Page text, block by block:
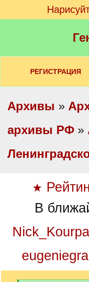
РЕГИСТРАЦИЯ
Архивы »
архивы РФ »
★
В